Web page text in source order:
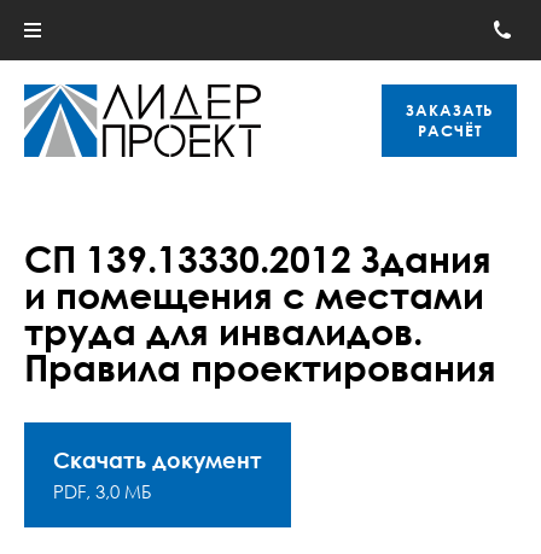
ЗАКАЗАТЬ
РАСЧЁТ
СП 139.13330.2012 Здания
и помещения с местами
труда для инвалидов.
Правила проектирования
Скачать документ
PDF, 3,0 МБ